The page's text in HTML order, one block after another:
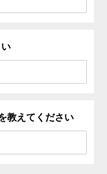
教えてください